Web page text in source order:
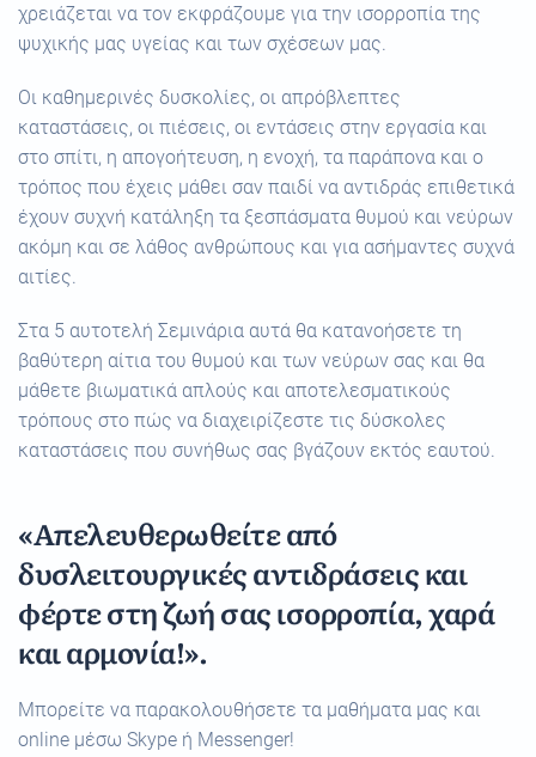
χρειάζεται να τον εκφράζουμε για την ισορροπία της
ψυχικής μας υγείας και των σχέσεων μας.
Οι καθημερινές δυσκολίες, οι απρόβλεπτες
καταστάσεις, οι πιέσεις, οι εντάσεις στην εργασία και
στο σπίτι, η απογοήτευση, η ενοχή, τα παράπονα και ο
τρόπος που έχεις μάθει σαν παιδί να αντιδράς επιθετικά
έχουν συχνή κατάληξη τα ξεσπάσματα θυμού και νεύρων
ακόμη και σε λάθος ανθρώπους και για ασήμαντες συχνά
αιτίες.
Στα 5 αυτοτελή Σεμινάρια αυτά θα κατανοήσετε τη
βαθύτερη αίτια του θυμού και των νεύρων σας και θα
μάθετε βιωματικά απλούς και αποτελεσματικούς
τρόπους στο πώς να διαχειρίζεστε τις δύσκολες
καταστάσεις που συνήθως σας βγάζουν εκτός εαυτού.
«Απελευθερωθείτε από
δυσλειτουργικές αντιδράσεις και
φέρτε στη ζωή σας ισορροπία, χαρά
και αρμονία!».
Μπορείτε να παρακολουθήσετε τα μαθήματα μας και
online μέσω Skype ή Messenger!